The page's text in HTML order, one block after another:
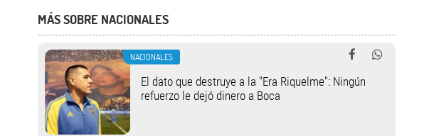
MÁS SOBRE NACIONALES
NACIONALES
El dato que destruye a la "Era Riquelme": Ningún
refuerzo le dejó dinero a Boca